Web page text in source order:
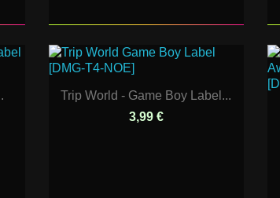
Trip World - Game Boy Label...
3,99 €